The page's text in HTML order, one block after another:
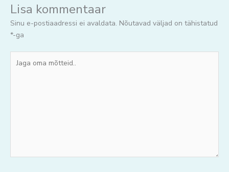
Lisa kommentaar
Sinu e-postiaadressi ei avaldata. Nõutavad väljad on tähistatud
*-ga
oma